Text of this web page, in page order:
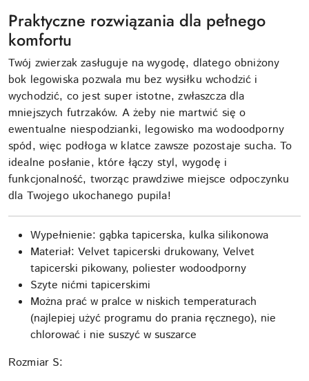
Praktyczne rozwiązania dla pełnego
komfortu
Twój zwierzak zasługuje na wygodę, dlatego obniżony
bok legowiska pozwala mu bez wysiłku wchodzić i
wychodzić, co jest super istotne, zwłaszcza dla
mniejszych futrzaków. A żeby nie martwić się o
ewentualne niespodzianki, legowisko ma wodoodporny
spód, więc podłoga w klatce zawsze pozostaje sucha. To
idealne posłanie, które łączy styl, wygodę i
funkcjonalność, tworząc prawdziwe miejsce odpoczynku
dla Twojego ukochanego pupila!
Wypełnienie: gąbka tapicerska, kulka silikonowa
Materiał: Velvet tapicerski drukowany, Velvet
tapicerski pikowany, poliester wodoodporny
Szyte nićmi tapicerskimi
Można prać w pralce w niskich temperaturach
(najlepiej użyć programu do prania ręcznego), nie
chlorować i nie suszyć w suszarce
Rozmiar S: